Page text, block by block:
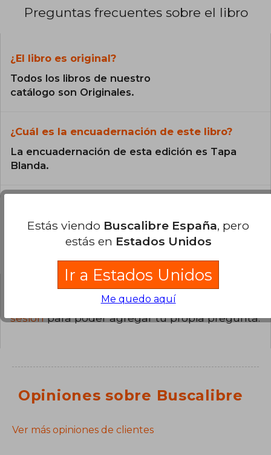
Preguntas frecuentes sobre el libro
¿El libro es original?
Todos los libros de nuestro
catálogo son Originales.
¿Cuál es la encuadernación de este libro?
La encuadernación de esta edición es Tapa
Blanda.
Preguntas y respuestas sobre el libro
¿Tienes una pregunta sobre el libro?
sesiónpara poder agregar tu propia pregunta.
Opiniones sobre Buscalibre
Ver más opiniones de clientes
Estás viendo Buscalibre España, pero
estás en Estados Unidos
Ir a Estados Unidos
Me quedo aquí